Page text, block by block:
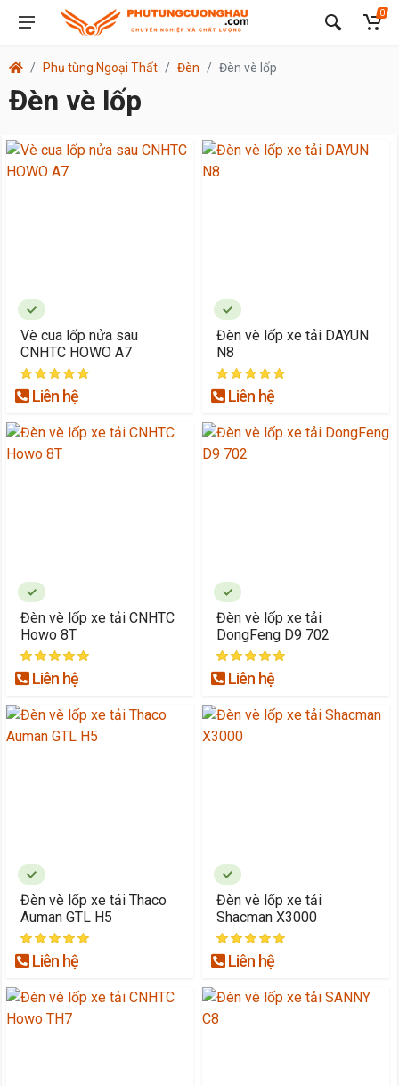
0
Phụ tùng Ngoại Thất Đèn Đèn vè lốp
Đèn vè lốp
Vè cua lốp nửa sau
CNHTC HOWO A7
Liên hệ
Đèn vè lốp xe tải DAYUN
N8
Liên hệ
Đèn vè lốp xe tải CNHTC
Howo 8T
Liên hệ
Đèn vè lốp xe tải
DongFeng D9 702
Liên hệ
Đèn vè lốp xe tải Thaco
Auman GTL H5
Liên hệ
Đèn vè lốp xe tải
Shacman X3000
Liên hệ